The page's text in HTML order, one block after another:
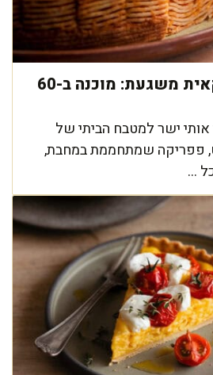
עוגת פסטה מרוקאית משגעת: מוכנה ב-60
ישר למטבח הביתי של
פפריקה שמתחממת במחבת,
...